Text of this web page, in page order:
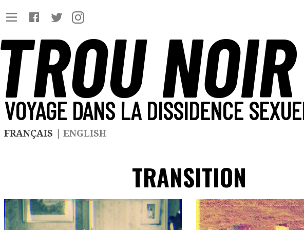
TROU NOIR
VOYAGE DANS LA DISSIDENCE
FRANÇAIS | ENGLISH
TRANSITION